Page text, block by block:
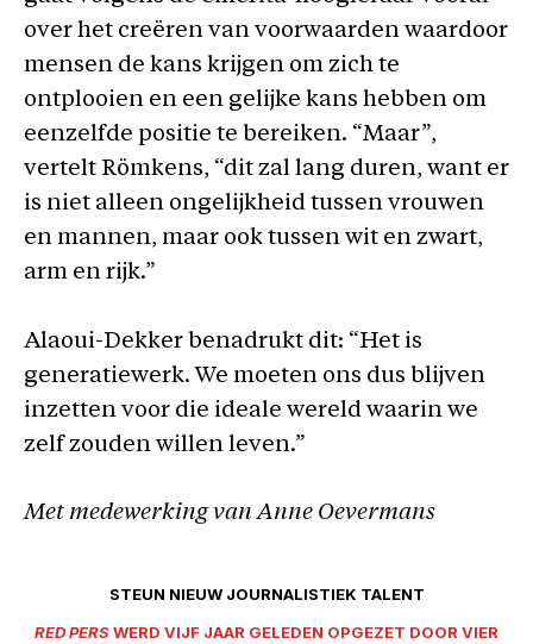
over het creëren van voorwaarden waardoor
mensen de kans krijgen om zich te
ontplooien en een gelijke kans hebben om
eenzelfde positie te bereiken. “Maar”,
vertelt Römkens, “dit zal lang duren, want er
is niet alleen ongelijkheid tussen vrouwen
en mannen, maar ook tussen wit en zwart,
arm en rijk.”
Alaoui-Dekker benadrukt dit: “Het is
generatiewerk. We moeten ons dus blijven
inzetten voor die ideale wereld waarin we
zelf zouden willen leven.”
Met medewerking van Anne Oevermans
STEUN NIEUW JOURNALISTIEK TALENT
RED PERSWERD VIJF JAAR GELEDEN OPGEZET DOOR VIER